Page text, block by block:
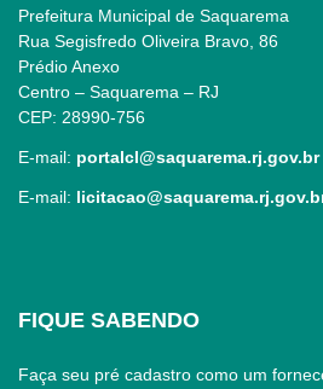
Prefeitura Municipal de Saquarema
Rua Segisfredo Oliveira Bravo, 86
Prédio Anexo
Centro – Saquarema – RJ
CEP: 28990-756
E-mail: portalcl@saquarema.rj.gov.br
E-mail:
FIQUE SABENDO
Faça seu pré cadastro como um